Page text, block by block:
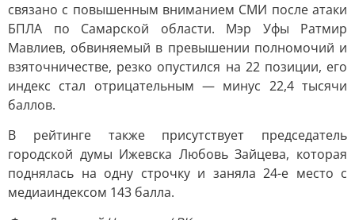
связано с повышенным вниманием СМИ после атаки
БПЛА по Самарской области. Мэр Уфы Ратмир
Мавлиев, обвиняемый в превышении полномочий и
взяточничестве, резко опустился на 22 позиции, его
индекс стал отрицательным — минус 22,4 тысячи
баллов.
В рейтинге также присутствует председатель
городской думы Ижевска Любовь Зайцева, которая
поднялась на одну строчку и заняла 24-е место с
медиаиндексом 143 балла.